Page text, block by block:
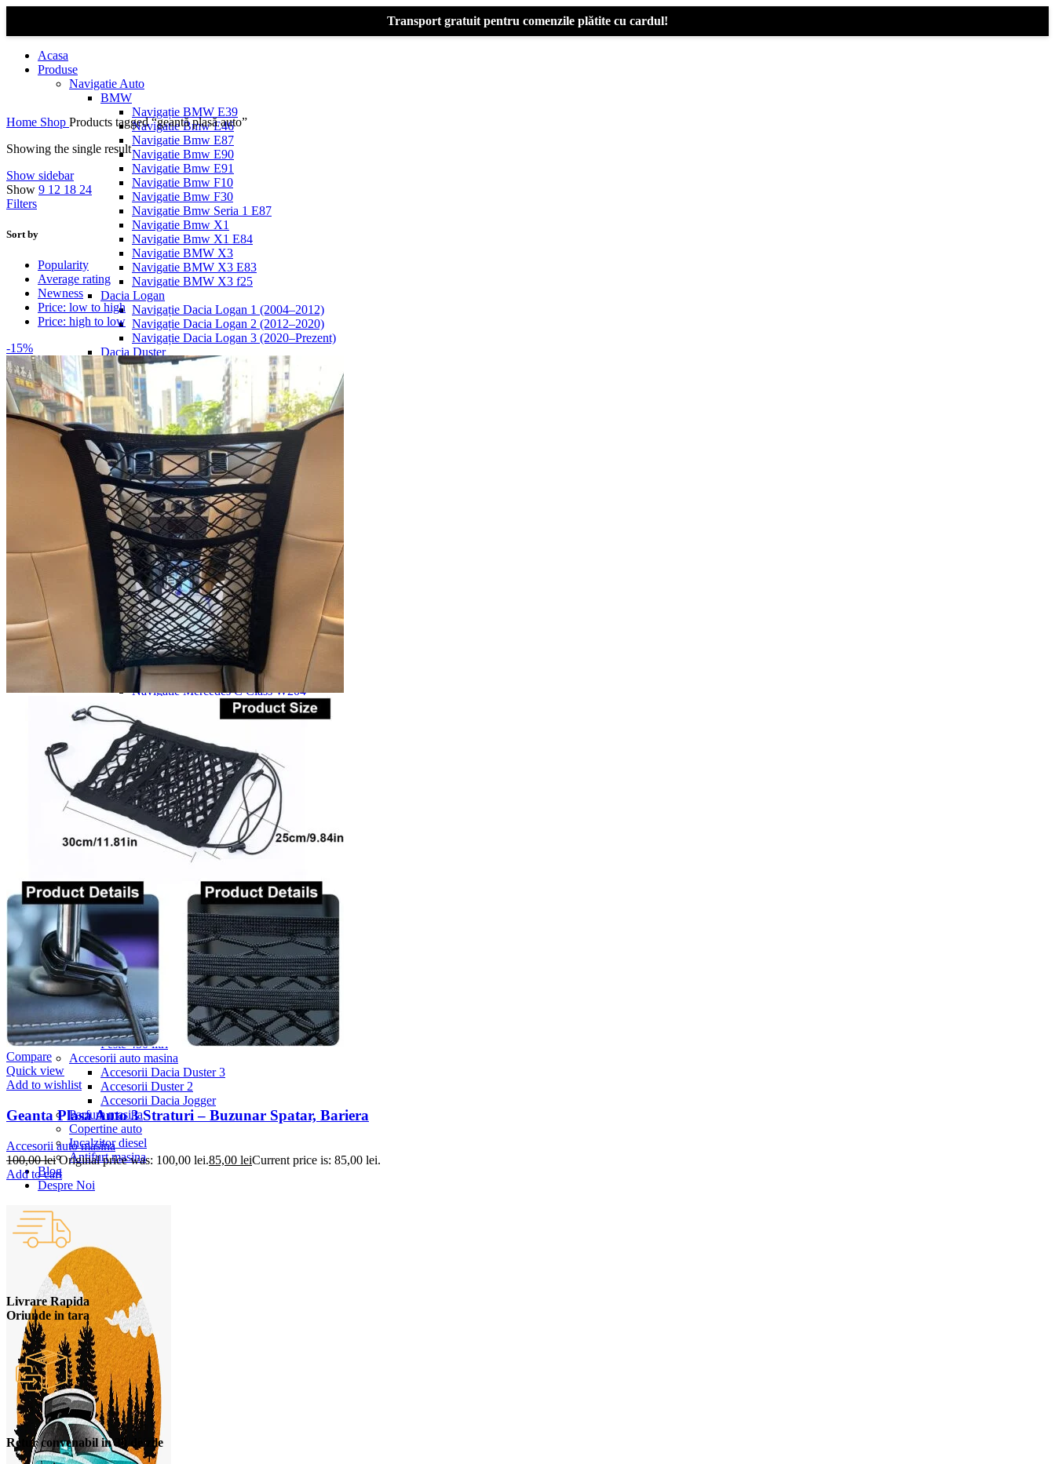
Transport gratuit pentru comenzile plătite cu cardul!
Acasa
Produse
Navigatie Auto
BMW
Navigație BMW E39
Navigatie Bmw E46
Navigatie Bmw E87
Navigatie Bmw E90
Navigatie Bmw E91
Navigatie Bmw F10
Navigatie Bmw F30
Navigatie Bmw Seria 1 E87
Navigatie Bmw X1
Navigatie Bmw X1 E84
Navigatie BMW X3
Navigatie BMW X3 E83
Navigatie BMW X3 f25
Dacia Logan
Navigație Dacia Logan 1 (2004–2012)
Navigație Dacia Logan 2 (2012–2020)
Navigație Dacia Logan 3 (2020–Prezent)
Dacia Duster
Navigatie Duster 2011
Navigatie Duster 2019
Audi
Navigatie Audi A3 8p
Navigatie Audi A4
Navigatie Audi A4 B6
Navigatie Audi A4 B7
Navigatie Audi A4 B8
Navigatie Audi A5
Navigatie Audi A6 C5
Navigatie Audi A6 C6
Navigatie Audi A6 C7
Navigatie Audi Q5
Ford
Navigație Ford Fiesta
Navigație Ford Focus 1
Navigație Ford Focus 2
Navigație Ford Focus MK3
Navigație Ford Mondeo MK3
Navigație Ford Mondeo MK4
Navigație Ford Transit
Mercedes
Navigație Mercedes C Class W203
Navigație Mercedes C Class W204
Navigație Mercedes W203
Navigație Mercedes W204
Navigație Mercedes W211
Navigație Mercedes Sprinter
Passat
Navigație Passat B5
Navigație Passat B5 5
Navigație Passat B6
Navigație Passat B7
Navigație Passat B8
Navigație Passat CC
Navigație Skoda Fabia 2
Navigație Skoda Octavia 1
Navigație Skoda Octavia 2
Navigație Skoda Octavia 3
Navigație Skoda Rapid
Navigație Skoda Superb 1
Navigație Skoda Superb 2
Navigație Toyota Avensis T25
Portbagaj Plafon Auto
Sub 350 Litri
Peste 350 Litri
Peste 450 litri
Accesorii auto masina
Accesorii Dacia Duster 3
Accesorii Duster 2
Accesorii Dacia Jogger
Parfum masina
Copertine auto
Incalzitor diesel
Antifurt masina
Blog
Despre Noi
Home Shop Products tagged “geantă plasă auto”
Showing the single result
Show sidebar
Show 9 12 18 24
Filters
Sort by
Popularity
Average rating
Newness
Price: low to high
Price: high to low
-15%
Compare
Quick view
Add to wishlist
Geanta Plasa Auto 3 Straturi – Buzunar Spatar, Bariera
Accesorii auto masina
100,00lei Original price was: 100,00 lei.85,00 leiCurrent price is: 85,00 lei.
Add to cart
Livrare Rapida
Oriunde in tara
Retur convenabil in 30 de zile